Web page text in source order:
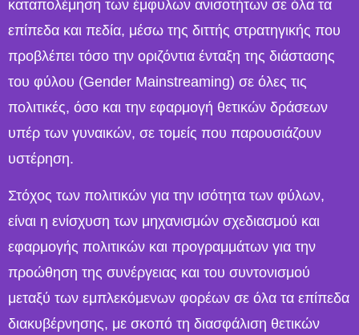
καταπολέμηση των έμφυλων ανισοτήτων σε όλα τα
επίπεδα και πεδία, μέσω της διττής στρατηγικής που
προβλέπει τόσο την οριζόντια ένταξη της διάστασης
του φύλου (Gender Mainstreaming) σε όλες τις
πολιτικές, όσο και την εφαρμογή θετικών δράσεων
υπέρ των γυναικών, σε τομείς που παρουσιάζουν
υστέρηση.
Στόχος των πολιτικών για την ισότητα των φύλων,
είναι η ενίσχυση των μηχανισμών σχεδιασμού και
εφαρμογής πολιτικών και προγραμμάτων για την
προώθηση της συνέργειας και του συντονισμού
μεταξύ των εμπλεκόμενων φορέων σε όλα τα επίπεδα
διακυβέρνησης, με σκοπό τη διασφάλιση θετικών